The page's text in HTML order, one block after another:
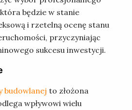
będzie w stanie
i rzetelną ocenę stanu
przyczyniając
sukcesu inwestycji.
budowlanej to złożona
wpływowi wielu